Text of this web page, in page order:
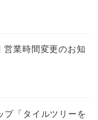
業時間変更のお知
プ「タイルツリーを